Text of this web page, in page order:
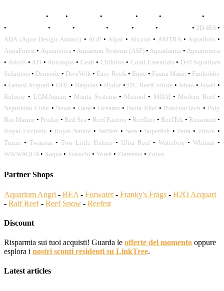
• • • • • •
•
• • • • • • 3D-IRS •
ADA (Aqua Design Amano) • AGP• Aipai • Alxyon • AMTRA• Aquaflora •
AquaForest • Aquaristica • Aquarium Systems (ASF)• Aquatlantis • Aquatronica
• Askoll • ATI • Autoaqua • Ceab • Chihiros • Coral Essentials• D-D Aquarium
Solutions • Dennerle • DiveVolk • Easy Reefs• Equo • Fauna Marin • Funhobby
• Genesi Acquari • GHL • Haquoss• Hydor • ITC ReefCulture •Jebao •Juwel •
Keloray • LGMAquari • Manta Systems• Micmol • MOAI • Modern Reef•
Neptunian Cube • Newa • Oase • Oceamo • Panta Rhei • PlanctonTech • Poly
Bio Marine • Prodac • Red Sea • Reef Factory • Reefline • ReefTek • Rossmont •
Royal Exclusiv • Royal Nature • Salifert • Sera • Superfish •Tetra •Triton •
Tunze • Twinstar • Two Little Fishies • Ultra Reef • Waterbox • Whimar •
WWWAQUA• Xaqua • Yokuchi • Yorah • Zlements • Zolux
Partner Shops
Aquarium Angri - BEA - Forwater- Franky's Frags - H2O Acquari
- Ralf Reef- Reef Snow - Reefest
Discount
Risparmia sui tuoi acquisti! Guarda le offerte del momento oppure
esplora i nostri sconti residenti su LinkTree.
Latest articles